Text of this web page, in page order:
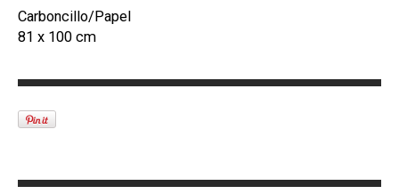
Carboncillo/Papel
81 x 100 cm